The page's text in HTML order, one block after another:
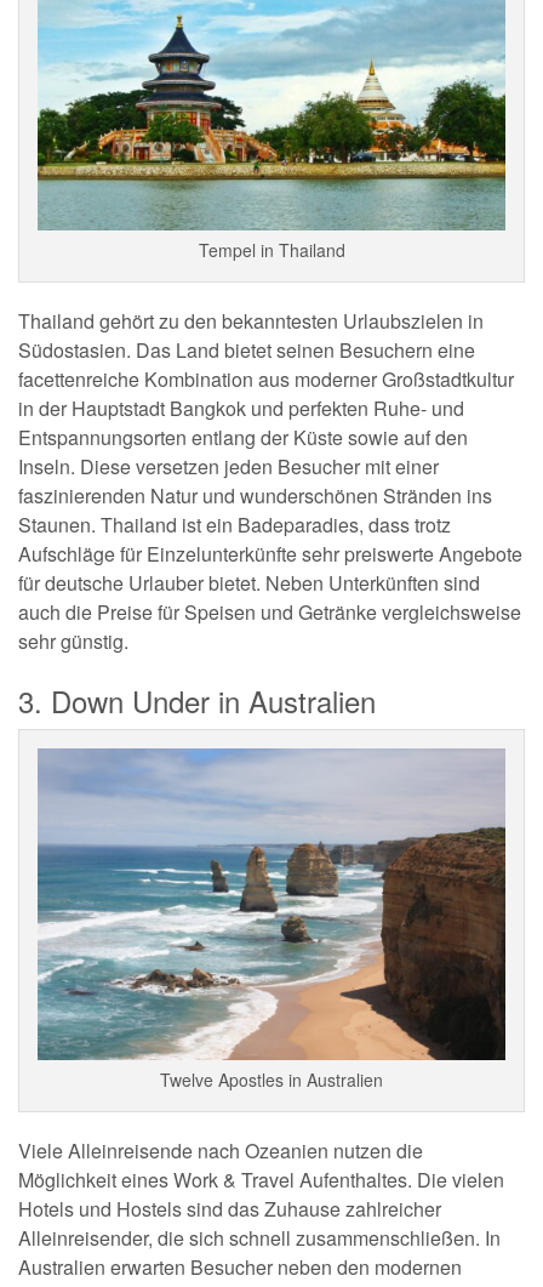
Tempel in Thailand
Thailand gehört zu den bekanntesten Urlaubszielen in
Südostasien. Das Land bietet seinen Besuchern eine
facettenreiche Kombination aus moderner Großstadtkultur
in der Hauptstadt Bangkok und perfekten Ruhe- und
Entspannungsorten entlang der Küste sowie auf den
Inseln. Diese versetzen jeden Besucher mit einer
faszinierenden Natur und wunderschönen Stränden ins
Staunen. Thailand ist ein Badeparadies, dass trotz
Aufschläge für Einzelunterkünfte sehr preiswerte Angebote
für deutsche Urlauber bietet. Neben Unterkünften sind
auch die Preise für Speisen und Getränke vergleichsweise
sehr günstig.
3. Down Under in Australien
Twelve Apostles in Australien
Viele Alleinreisende nach Ozeanien nutzen die
Möglichkeit eines Work & Travel Aufenthaltes. Die vielen
Hotels und Hostels sind das Zuhause zahlreicher
Alleinreisender, die sich schnell zusammenschließen. In
Australien erwarten Besucher neben den modernen